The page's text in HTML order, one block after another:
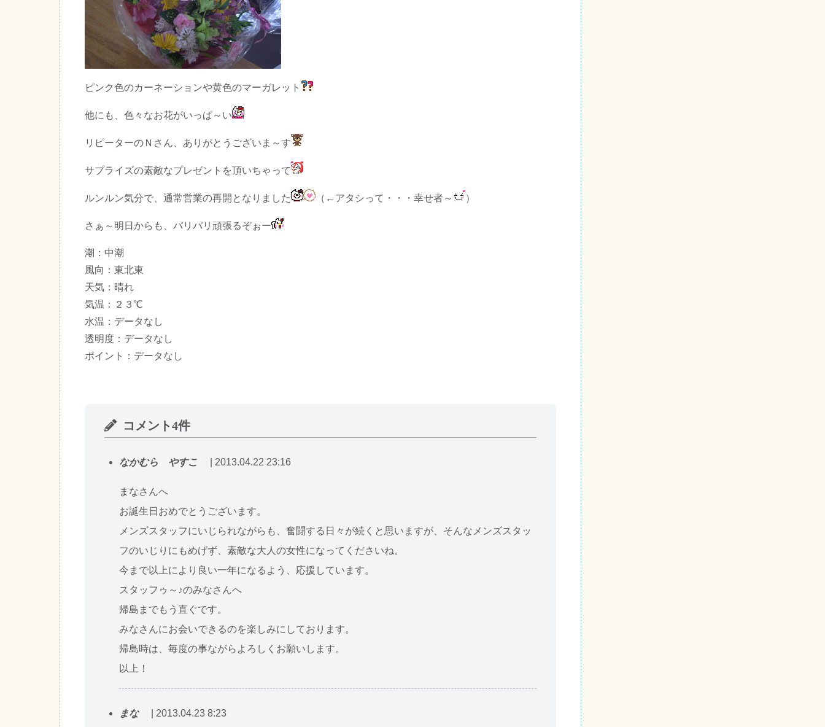
ピンク色のカーネーションや黄色のマーガレット
他にも、色々なお花がいっぱ～い
リピーターのＮさん、ありがとうございま～す
サプライズの素敵なプレゼントを頂いちゃって
ルンルン気分で、通常営業の再開となりました （←アタシって・・・幸せ者～ ）
さぁ～明日からも、バリバリ頑張るぞぉー
潮：中潮
風向：東北東
天気：晴れ
気温：２３℃
水温：データなし
透明度：データなし
ポイント：データなし
コメント4件
なかむら やすこ | 2013.04.22 23:16
まなさんへ
お誕生日おめでとうございます。
メンズスタッフにいじられながらも、奮闘する日々が続くと思いますが、そんなメンズスタッ
フのいじりにもめげず、素敵な大人の女性になってくださいね。
今まで以上により良い一年になるよう、応援しています。
スタッフゥ～♪のみなさんへ
帰島までもう直ぐです。
みなさんにお会いできるのを楽しみにしております。
帰島時は、毎度の事ながらよろしくお願いします。
以上！
まな | 2013.04.23 8:23